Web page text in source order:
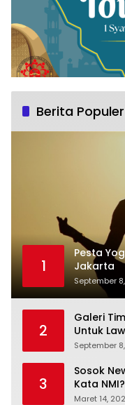
Berita Populer
1
Pesta
Jakarta
September
2
Galeri
Untuk
September
3
Sosok
Kata NMI?
Maret 14,